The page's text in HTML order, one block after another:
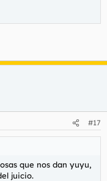
#17
que nos dan yuyu,
juicio.